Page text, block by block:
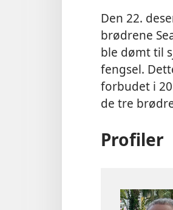
Den 22.
brødrene
ble dømt til
fengsel.
forbudet i
de tre
Profiler